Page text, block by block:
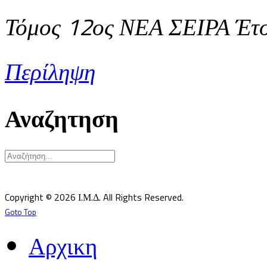
Τόμος 12ος ΝΕΑ ΣΕΙΡΑ
Περίληψη
Αναζητηση
Copyright © 2026 Ι.Μ.Δ. All Rights Reserved.
Goto Top
Αρχικη